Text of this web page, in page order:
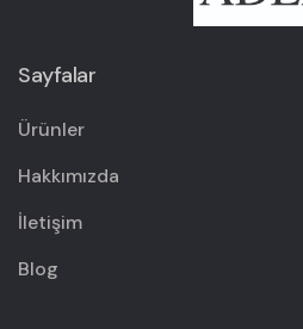
Sayfalar
Ürünler
Hakkımızda
İletişim
Blog